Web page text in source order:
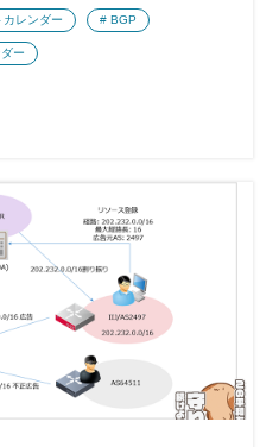
カレンダー BGP
ー